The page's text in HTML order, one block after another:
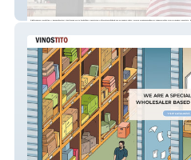
freehappysince